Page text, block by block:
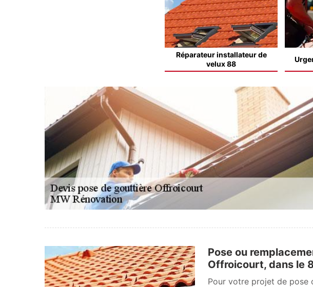
Réparateur installateur de
velux 88
Pose ou
Offroicourt, dans le
Pour votre projet de pose